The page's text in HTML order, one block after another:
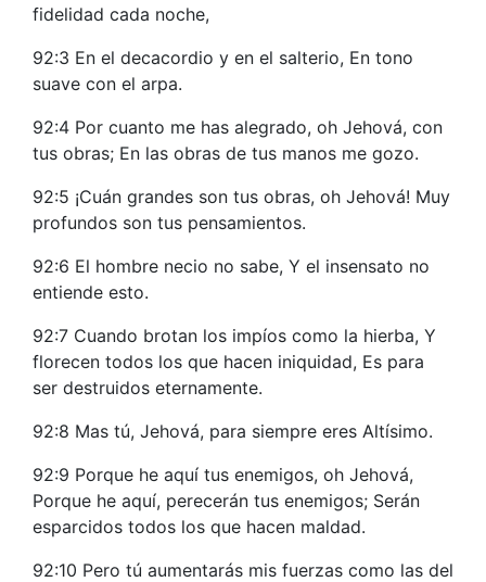
fidelidad cada noche,
92:3 En el decacordio y en el salterio, En tono
suave con el arpa.
92:4 Por cuanto me has alegrado, oh Jehová, con
tus obras; En las obras de tus manos me gozo.
92:5 ¡Cuán grandes son tus obras, oh Jehová! Muy
profundos son tus pensamientos.
92:6 El hombre necio no sabe, Y el insensato no
entiende esto.
92:7 Cuando brotan los impíos como la hierba, Y
florecen todos los que hacen iniquidad, Es para
ser destruidos eternamente.
92:8 Mas tú, Jehová, para siempre eres Altísimo.
92:9 Porque he aquí tus enemigos, oh Jehová,
Porque he aquí, perecerán tus enemigos; Serán
esparcidos todos los que hacen maldad.
92:10 Pero tú aumentarás mis fuerzas como las del